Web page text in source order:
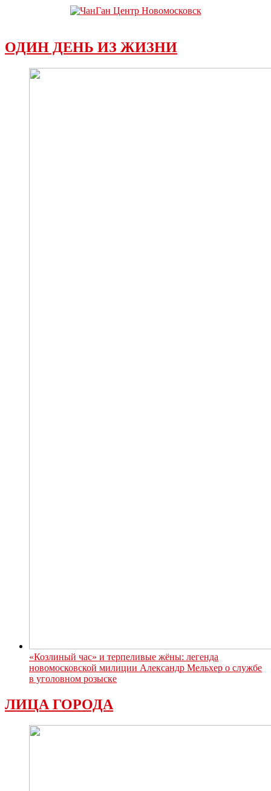
ОДИН ДЕНЬ ИЗ ЖИЗНИ
«Козлиный час» и терпеливые жёны: легенда
новомосковской милиции Александр Мельхер о службе
в уголовном розыске
ЛИЦА ГОРОДА